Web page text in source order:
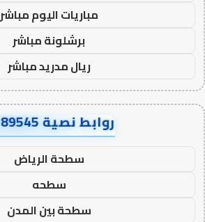
مباريات اليوم مباشر
برشلونة مباشر
ريال مدريد مباشر
روابط نصية AA89545
سطحة الرياض
سطحه
سطحة بين المدن